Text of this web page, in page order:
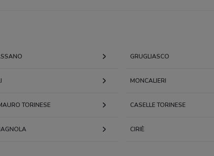
GRUGLIASCO
MONCALIERI
TORINESE CASELLE TORINESE
CIRIÈ